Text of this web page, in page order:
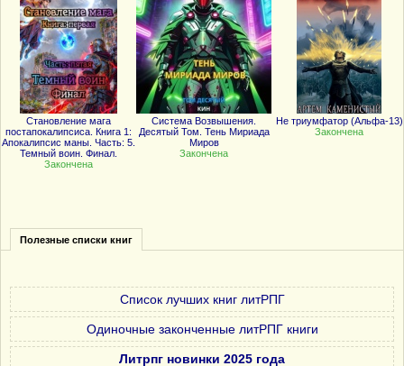
Становление мага
постапокалипсиса. Книга 1:
Апокалипсис маны. Часть: 5.
Темный воин. Финал.
Закончена
Система Возвышения.
Десятый Том. Тень Мириада
Миров
Закончена
Не триумфатор (Альфа-13)
Закончена
Полезные списки книг
Список лучших книг литРПГ
Одиночные законченные литРПГ книги
Литрпг новинки 2025 года